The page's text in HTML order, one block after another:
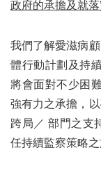
政府的承擔及就
我們了解愛滋病
體行動計劃及持
將會面對不少困
強有力之承擔，
跨局／ 部門之支
任持續監察策略之